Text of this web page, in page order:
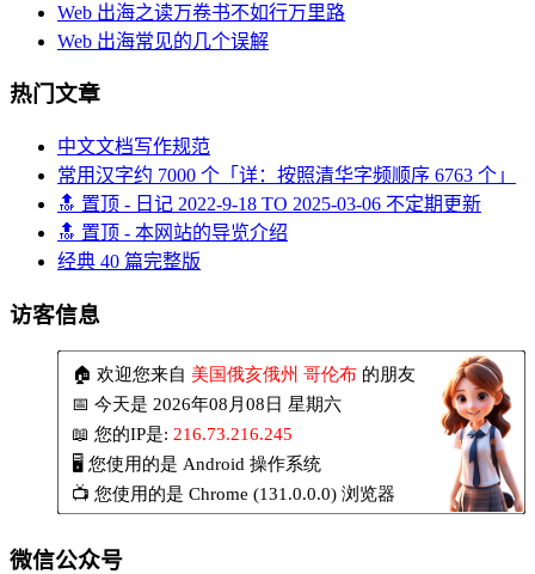
Web 出海之读万卷书不如行万里路
Web 出海常见的几个误解
热门文章
中文文档写作规范
常用汉字约 7000 个「详：按照清华字频顺序 6763 个」
🔝 置顶 - 日记 2022-9-18 TO 2025-03-06 不定期更新
🔝 置顶 - 本网站的导览介绍
经典 40 篇完整版
访客信息
微信公众号